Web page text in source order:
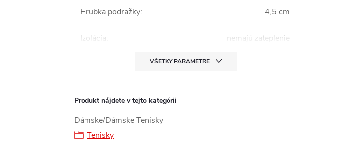
Hrubka podražky: 4,5 cm
Izolácia: nemajú zateplenie
VŠETKY PARAMETRE
Produkt nájdete v tejto kategórii
Dámske/Dámske Tenisky
Tenisky